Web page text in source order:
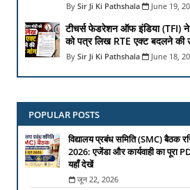
Sir Ji Ki Pathshala June 19,
टीचर्स फेडरेशन ऑफ इंडिया (TFI) ने
को पत्र लिख RTE एक्ट बदलने की
Sir Ji Ki Pathshala June 18,
POPULAR POSTS
विद्यालय प्रबंध समिति (SMC) बैठक
2026: एजेंडा और कार्यवाही का पूरा
यहाँ देखें
जून 22, 2026